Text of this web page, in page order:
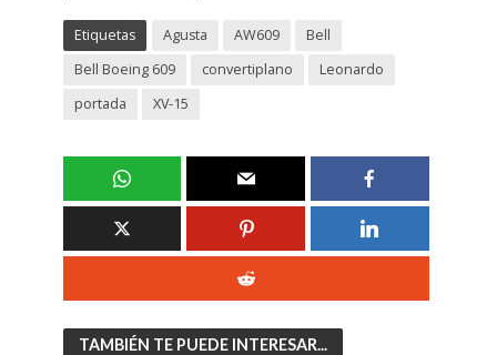
Etiquetas Agusta AW609
Bell
Bell Boeing 609
convertiplano
Leonardo
portada
XV-15
TAMBIÉN TE PUEDE INTERESAR...